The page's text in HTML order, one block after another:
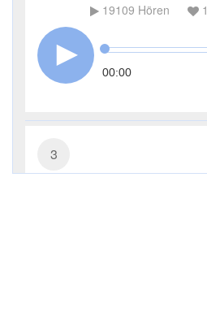
19109 Hören 1
00:00
3